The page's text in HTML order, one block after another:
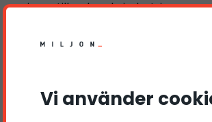
inom tillverkande industri
Trivs med fysiskt arbete
Vi använder